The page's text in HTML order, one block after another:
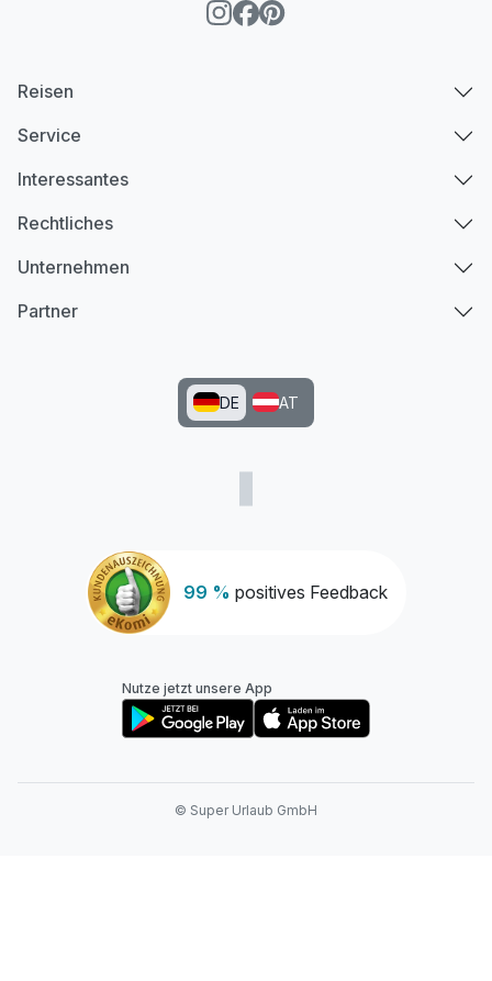
99 % positives Feedback
Reisen
Service
Interessantes
Rechtliches
Unternehmen
Partner
DE AT
Nutze jetzt unsere App
© Super Urlaub GmbH